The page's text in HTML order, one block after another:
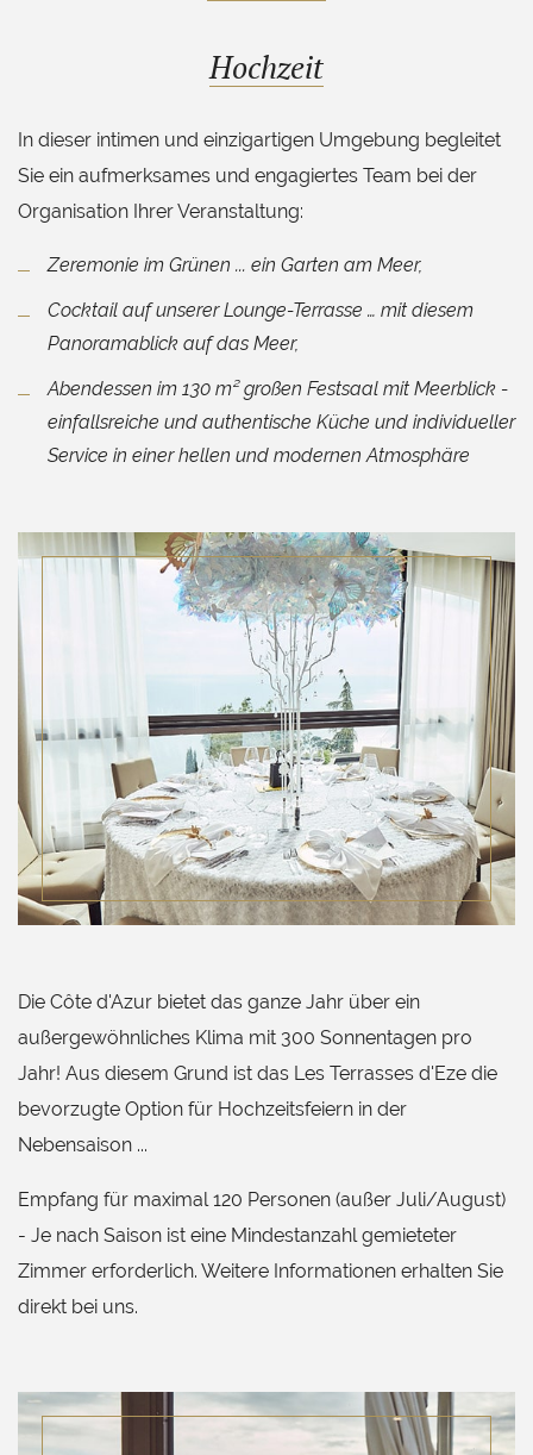
Hochzeit
In dieser intimen und einzigartigen Umgebung begleitet
Sie ein aufmerksames und engagiertes Team bei der
Organisation Ihrer Veranstaltung:
Zeremonie im Grünen ... ein Garten am Meer,
Cocktail auf unserer Lounge-Terrasse … mit diesem
Panoramablick auf das Meer,
Abendessen im 130 m² großen Festsaal mit Meerblick -
einfallsreiche und authentische Küche und individueller
Service in einer hellen und modernen Atmosphäre
Die Côte d'Azur bietet das ganze Jahr über ein
außergewöhnliches Klima mit 300 Sonnentagen pro
Jahr! Aus diesem Grund ist das Les Terrasses d'Eze die
bevorzugte Option für Hochzeitsfeiern in der
Nebensaison ...
Empfang für maximal 120 Personen (außer Juli/August)
- Je nach Saison ist eine Mindestanzahl gemieteter
Zimmer erforderlich. Weitere Informationen erhalten Sie
direkt bei uns.